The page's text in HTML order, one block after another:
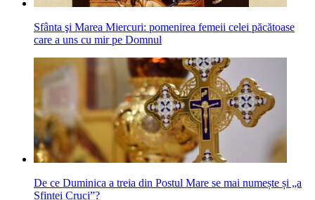
Sfânta şi Marea Miercuri: pomenirea femeii celei păcătoase
care a uns cu mir pe Domnul
De ce Duminica a treia din Postul Mare se mai numește și „a
Sfintei Cruci”?